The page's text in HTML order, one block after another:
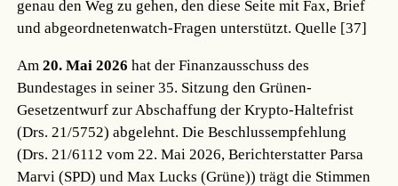
genau den Weg zu gehen, den diese Seite mit Fax, Brief
und abgeordnetenwatch-Fragen unterstützt.Quelle [37]
Am20. Mai 2026 hat der Finanzausschuss des
Bundestages in seiner 35. Sitzung den Grünen-
Gesetzentwurf zur Abschaffung der Krypto-Haltefrist
(Drs. 21/5752) abgelehnt. Die Beschlussempfehlung
(Drs. 21/6112 vom 22. Mai 2026, Berichterstatter Parsa
Marvi (SPD) und Max Lucks (Grüne)) trägt die Stimmen